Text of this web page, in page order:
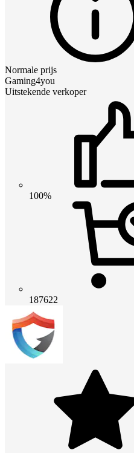
Normale prijs
Gaming4you
Uitstekende verkoper
100%
187622